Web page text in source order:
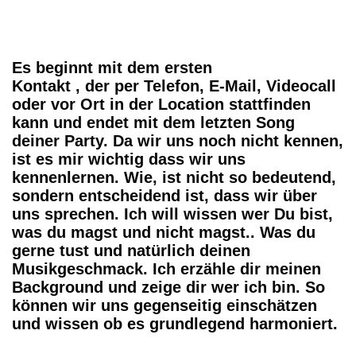
Es beginnt mit dem ersten
Kontakt , der per Telefon, E-Mail, Videocall
oder vor Ort in der Location stattfinden
kann und endet mit dem letzten Song
deiner Party. Da wir uns noch nicht kennen,
ist es mir wichtig dass wir uns
kennenlernen. Wie, ist nicht so bedeutend,
sondern entscheidend ist, dass wir über
uns sprechen. Ich will wissen wer Du bist,
was du magst und nicht magst.. Was du
gerne tust und natürlich deinen
Musikgeschmack. Ich erzähle dir meinen
Background und zeige dir wer ich bin. So
können wir uns gegenseitig einschätzen
und wissen ob es grundlegend harmoniert.